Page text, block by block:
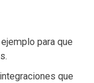
para que
que